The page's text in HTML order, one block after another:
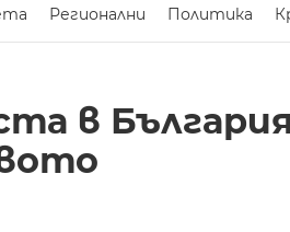
Регионални Политика
в